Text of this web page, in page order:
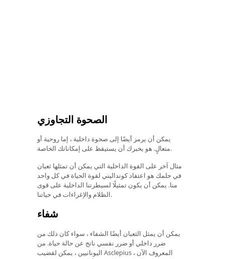
الصحوة التجاوزي
يمكن أن يرمز أيضًا إلى صحوة داخلية ، إما روحية أو
متعالٍ. هو يخبرك أن يستيقظ على إمكاناتك الخاصة.
مثال آخر على القوة الداخلية التي يمكن أن تمثلها ثعبان
في حلمك هو اعتقاد كونداليني لقوة الحياة في كل واحد
منا. يمكن أن يكون تمثيلًا لسيطرتنا الداخلية على قوى
الظلام والإغراءات في حياتنا.
شفاء
يمكن أن يمثل الثعبان أيضًا الشفاء ، سواء كان ذلك من
ضرر داخلي أو ضرر نفسي ناتج عن حالة حياة. من
اليونانيين ، يمكن لقضيب Asclepius ، المعروف الآن